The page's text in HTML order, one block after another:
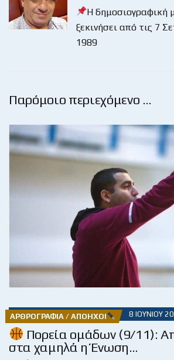
Η δημοσιογραφική
ξεκινήσει από τις 7
1989
Παρόμοιο περιεχόμενο …
ΑΡΘΡΟΓΡΑΦΊΑ / ΑΠΌΗΧΟΙ 8 ΙΟΥΝΊΟΥ
Πορεία ομάδων (9/11):
στα χαμηλά η Ένωση…